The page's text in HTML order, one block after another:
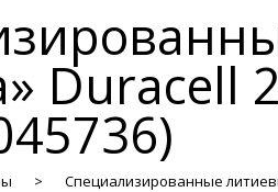
Duracell
Специализированные